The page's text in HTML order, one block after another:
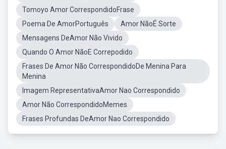
Tomoyo Amor CorrespondidoFrase
Poema De AmorPortuguês
Amor NãoÉ Sorte
Mensagens DeAmor Não Vivido
Quando O Amor NãoE Correpodido
Frases De Amor Não CorrespondidoDe Menina Para
Menina
Imagem RepresentativaAmor Nao Correspondido
Amor Não CorrespondidoMemes
Frases Profundas DeAmor Nao Correspondido